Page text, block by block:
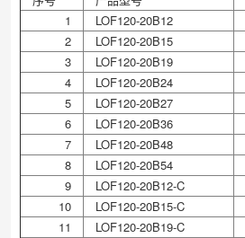
1
LOF120-20B12
2
LOF120-20B15
3
LOF120-20B19
4
LOF120-20B24
5
LOF120-20B27
6
LOF120-20B36
7
LOF120-20B48
8
LOF120-20B54
9
LOF120-20B12-C
10
LOF120-20B15-C
11
LOF120-20B19-C